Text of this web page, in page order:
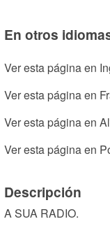
En otros
Ver esta página en
Ver esta página en
Ver esta página en
Ver esta página en
Descripción
A SUA RADIO.